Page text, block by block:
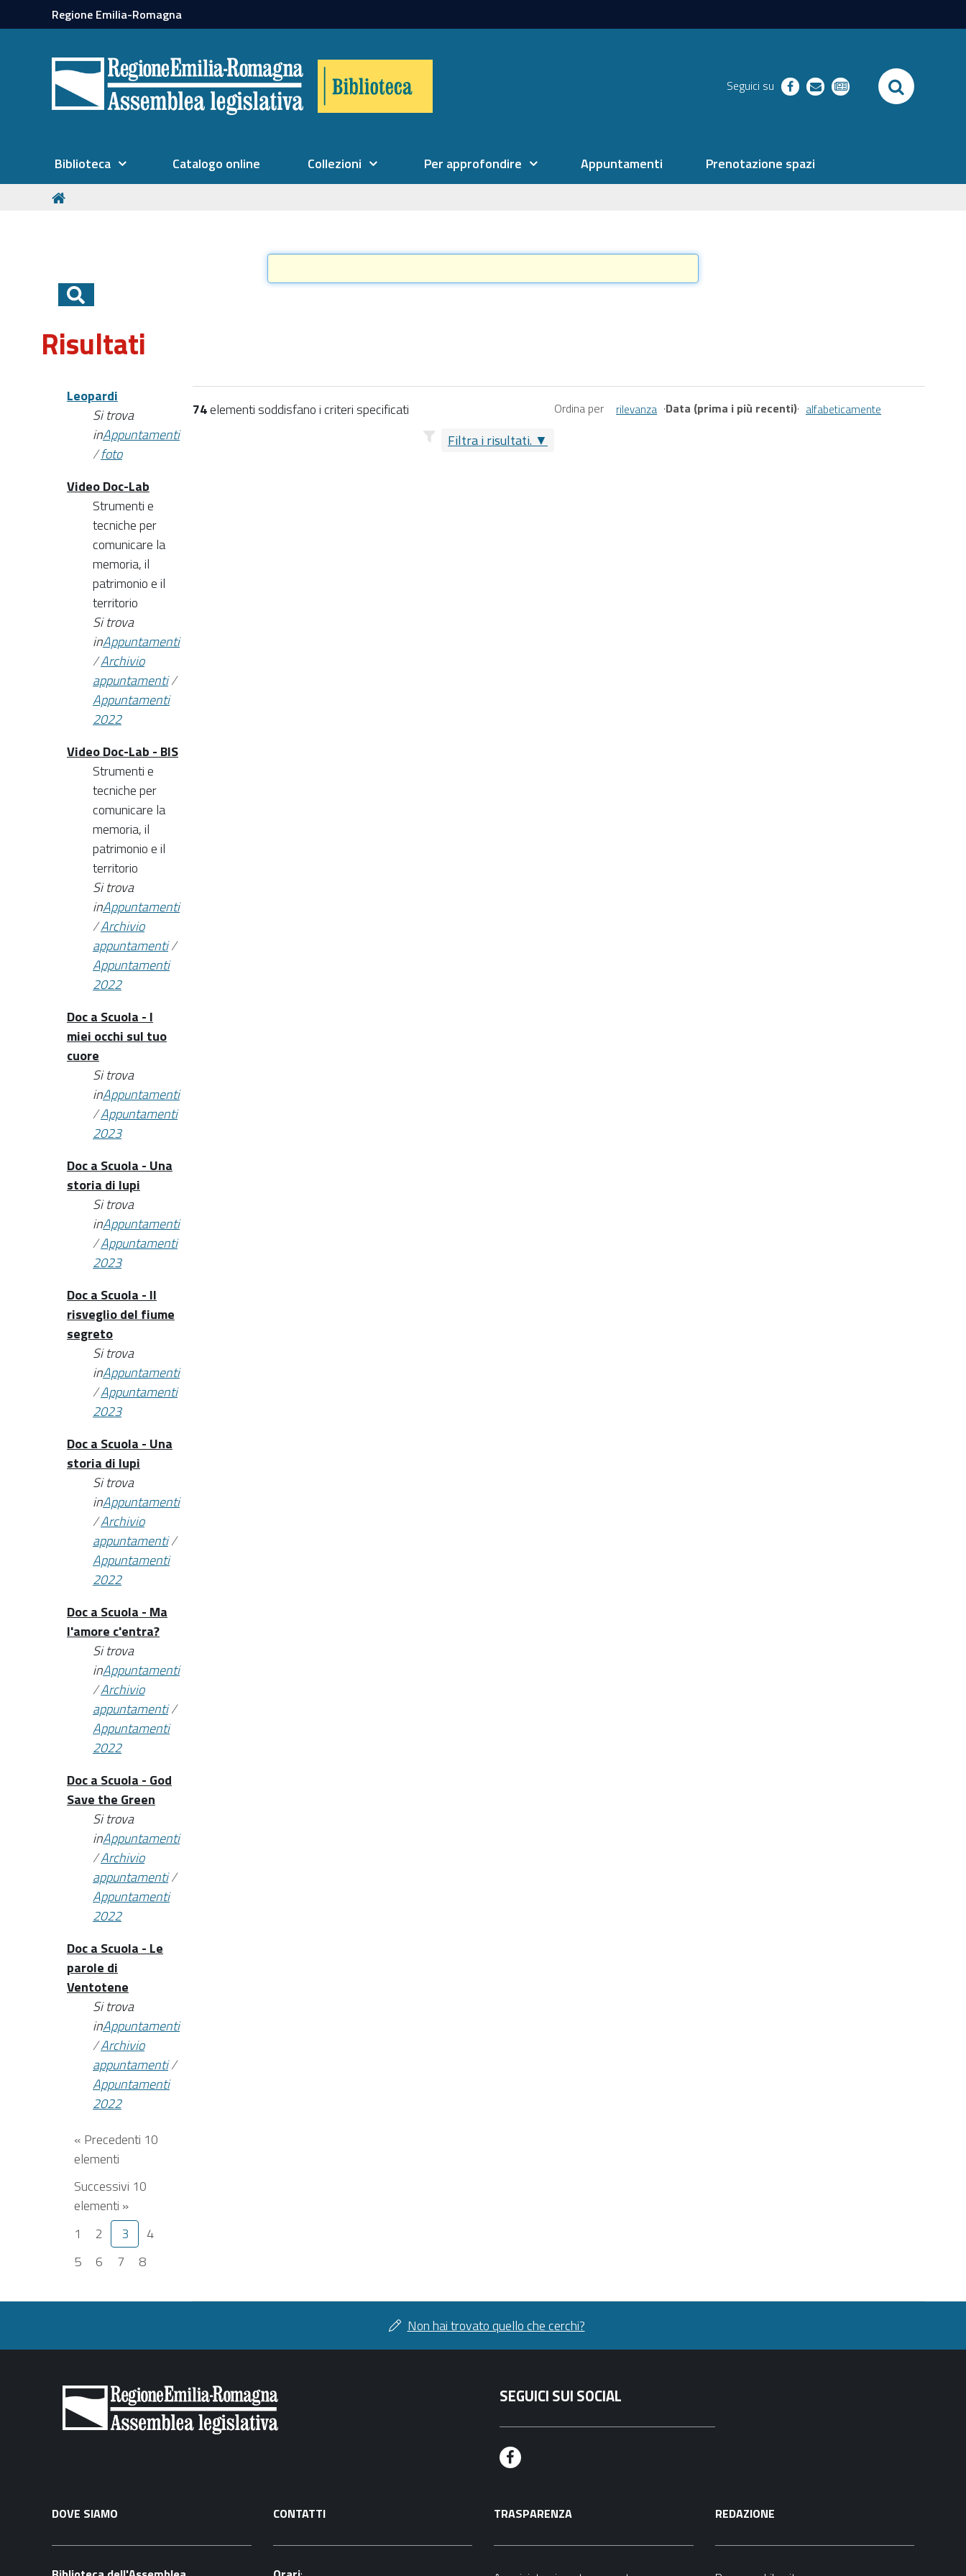
Regione Emilia-Romagna
Seguici su facebookrichiestenewsletter SEARCH
Biblioteca Catalogo online Collezioni Per approfondire Appuntamenti Prenotazione spazi
Risultati
74elementi soddisfano i criteri specificati
Filtra i risultati.
Ordina per rilevanza ·Data (prima i più recenti)· alfabeticamente
Leopardi
Si trova
inAppuntamenti
/foto
Video Doc-Lab
Strumenti e
tecniche per
comunicare la
memoria, il
patrimonio e il
territorio
Si trova
inAppuntamenti
/Archivio
appuntamenti/
Appuntamenti
2022
Video Doc-Lab - BIS
Strumenti e
tecniche per
comunicare la
memoria, il
patrimonio e il
territorio
Si trova
inAppuntamenti
/Archivio
appuntamenti/
Appuntamenti
2022
Doc a Scuola - I
miei occhi sul tuo
cuore
Si trova
inAppuntamenti
/Appuntamenti
2023
Doc a Scuola - Una
storia di lupi
Si trova
inAppuntamenti
/Appuntamenti
2023
Doc a Scuola - Il
risveglio del fiume
segreto
Si trova
inAppuntamenti
/Appuntamenti
2023
Doc a Scuola - Una
storia di lupi
Si trova
inAppuntamenti
/Archivio
appuntamenti/
Appuntamenti
2022
Doc a Scuola - Ma
l'amore c'entra?
Si trova
inAppuntamenti
/Archivio
appuntamenti/
Appuntamenti
2022
Doc a Scuola - God
Save the Green
Si trova
inAppuntamenti
/Archivio
appuntamenti/
Appuntamenti
2022
Doc a Scuola - Le
parole di
Ventotene
Si trova
inAppuntamenti
/Archivio
appuntamenti/
Appuntamenti
2022
« Precedenti 10
elementi
Successivi 10
elementi »
1
2 3
4
5
6 7 8
Non hai trovato quello che cerchi?
SEGUICI SUI SOCIAL
F
c
e
DOVE SIAMO CONTATTI TRASPARENZA REDAZIONE